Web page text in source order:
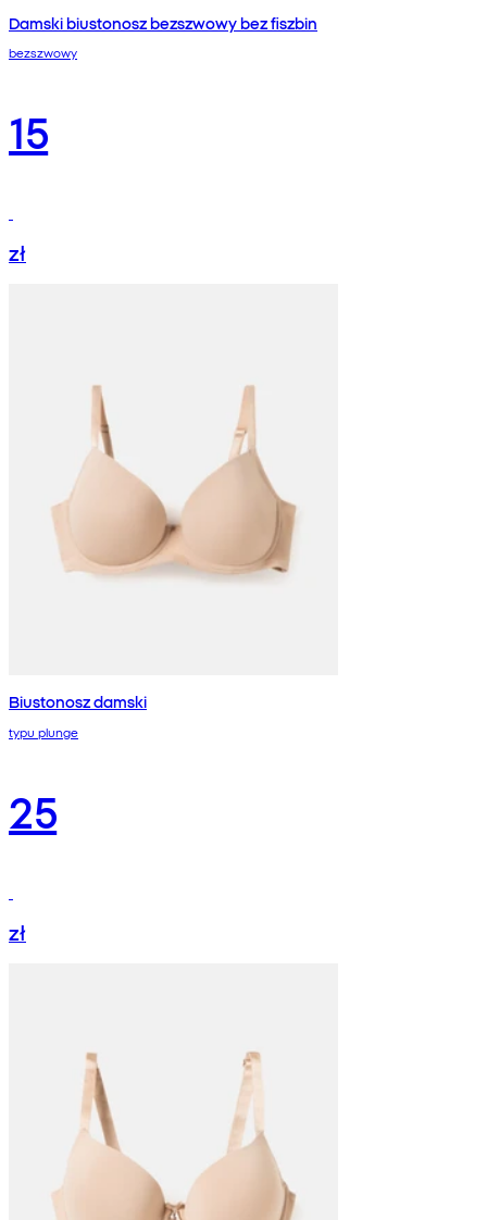
Damski biustonosz bezszwowy bez fiszbin
bezszwowy
15
zł
Biustonosz damski
typu plunge
25
zł